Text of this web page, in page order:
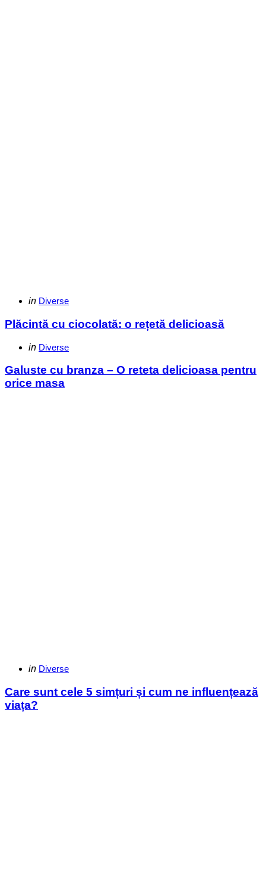
Categories
Posted
in Diverse
Plăcintă cu ciocolată: o rețetă delicioasă
Categories
Posted
in Diverse
Galuste cu branza – O reteta delicioasa pentru
orice masa
Categories
Posted
in Diverse
Care sunt cele 5 simțuri și cum ne influențează
viața?